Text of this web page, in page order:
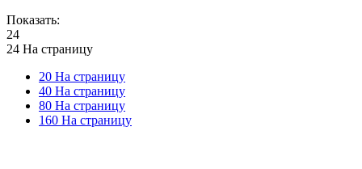
Показать:
24
24 На страницу
20 На страницу
40 На страницу
80 На страницу
160 На страницу